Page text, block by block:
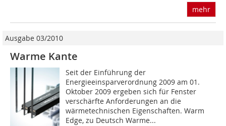
mehr
Ausgabe 03/2010
Warme Kante
Seit der Einführung der
Energieeinsparverordnung 2009 am 01.
Oktober 2009 ergeben sich für Fenster
verschärfte Anforderungen an die
wärmetechnischen Eigenschaften. Warm
Edge, zu Deutsch Warme...